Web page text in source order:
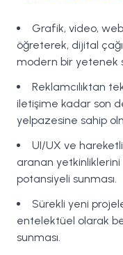
Grafik, video,
öğreterek, dijital
modern bir yetenek
Reklamcılıktan
iletişime kadar son
yelpazesine sahip
UI/UX ve
aranan
potansiyeli sunması.
Sürekli yeni
entelektüel olarak
sunması.